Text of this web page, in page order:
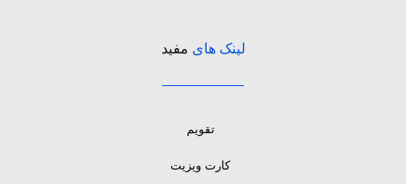
لینک های مفید
تقویم
کارت ویزیت